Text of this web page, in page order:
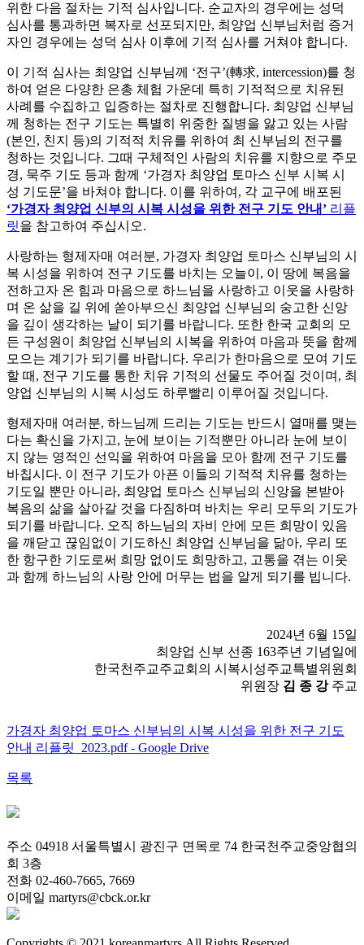
위한 다음 절차는 기적 심사입니다. 순교자의 경우에는 성덕
심사를 통과하면 복자로 선포되지만, 최양업 신부님처럼 증거
자인 경우에는 성덕 심사 이후에 기적 심사를 거쳐야 합니다.
이 기적 심사는 최양업 신부님께 ‘전구’(轉求, intercession)를 청
하여 얻은 다양한 은총 체험 가운데 특히 기적적으로 치유된
사례를 수집하고 입증하는 절차로 진행합니다. 최양업 신부님
께 청하는 전구 기도는 특별히 위중한 질병을 앓고 있는 사람
(본인, 친지 등)의 기적적 치유를 위하여 최 신부님의 전구를
청하는 것입니다. 그때 구체적인 사람의 치유를 지향으로 주모
경, 묵주 기도 등과 함께 ‘가경자 최양업 토마스 신부 시복 시
성 기도문’을 바쳐야 합니다. 이를 위하여, 각 교구에 배포된
‘가경자 최양업 신부의 시복 시성을 위한 전구 기도 안내’ 리플
릿을 참고하여 주십시오.
사랑하는 형제자매 여러분, 가경자 최양업 토마스 신부님의 시
복 시성을 위하여 전구 기도를 바치는 오늘이, 이 땅에 복음을
전하고자 온 힘과 마음으로 하느님을 사랑하고 이웃을 사랑하
며 온 삶을 길 위에 쏟아부으신 최양업 신부님의 숭고한 신앙
을 깊이 생각하는 날이 되기를 바랍니다. 또한 한국 교회의 모
든 구성원이 최양업 신부님의 시복을 위하여 마음과 뜻을 함께
모으는 계기가 되기를 바랍니다. 우리가 한마음으로 모여 기도
할 때, 전구 기도를 통한 치유 기적의 선물도 주어질 것이며, 최
양업 신부님의 시복 시성도 하루빨리 이루어질 것입니다.
형제자매 여러분, 하느님께 드리는 기도는 반드시 열매를 맺는
다는 확신을 가지고, 눈에 보이는 기적뿐만 아니라 눈에 보이
지 않는 영적인 선익을 위하여 마음을 모아 함께 전구 기도를
바칩시다. 이 전구 기도가 아픈 이들의 기적적 치유를 청하는
기도일 뿐만 아니라, 최양업 토마스 신부님의 신앙을 본받아
복음의 삶을 살아갈 것을 다짐하며 바치는 우리 모두의 기도가
되기를 바랍니다. 오직 하느님의 자비 안에 모든 희망이 있음
을 깨닫고 끊임없이 기도하신 최양업 신부님을 닮아, 우리 또
한 항구한 기도로써 희망 없이도 희망하고, 고통을 겪는 이웃
과 함께 하느님의 사랑 안에 머무는 법을 알게 되기를 빕니다.
2024년 6월 15일
최양업 신부 선종 163주년 기념일에
한국천주교주교회의 시복시성주교특별위원회
위원장 김 종 강주교
가경자 최양업 토마스 신부님의 시복 시성을 위한 전구 기도
안내 리플릿_2023.pdf - Google Drive
목록
주소 04918 서울특별시 광진구 면목로 74 한국천주교중앙협의
회 3층
전화 02-460-7665, 7669
이메일 martyrs@cbck.or.kr